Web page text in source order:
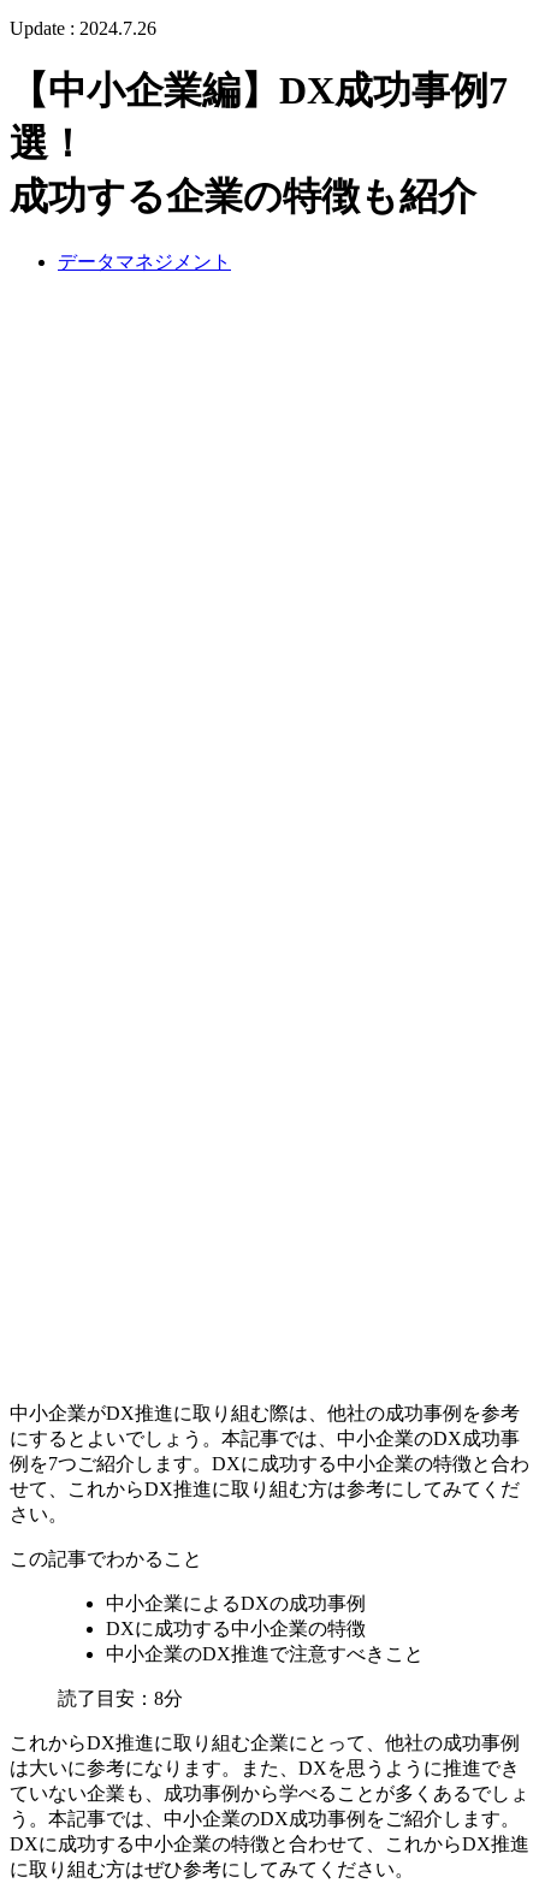
Update : 2024.7.26
【中小企業編】DX成功事例7
選！
成功する企業の特徴も紹介
データマネジメント
中小企業がDX推進に取り組む際は、他社の成功事例を参考
にするとよいでしょう。本記事では、中小企業のDX成功事
例を7つご紹介します。DXに成功する中小企業の特徴と合わ
せて、これからDX推進に取り組む方は参考にしてみてくだ
さい。
この記事でわかること
中小企業によるDXの成功事例
DXに成功する中小企業の特徴
中小企業のDX推進で注意すべきこと
読了目安： 8分
これからDX推進に取り組む企業にとって、他社の成功事例
は大いに参考になります。また、DXを思うように推進でき
ていない企業も、成功事例から学べることが多くあるでしょ
う。本記事では、中小企業のDX成功事例をご紹介します。
DXに成功する中小企業の特徴と合わせて、これからDX推進
に取り組む方はぜひ参考にしてみてください。